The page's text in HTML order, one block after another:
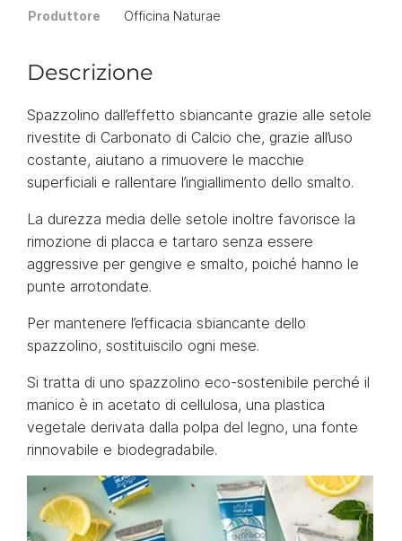
Produttore Officina Naturae
Descrizione
Spazzolino dall’effetto sbiancante grazie alle setole
rivestite di Carbonato di Calcio che, grazie all’uso
costante, aiutano a rimuovere le macchie
superficiali e rallentare l’ingiallimento dello smalto.
La durezza media delle setole inoltre favorisce la
rimozione di placca e tartaro senza essere
aggressive per gengive e smalto, poiché hanno le
punte arrotondate.
Per mantenere l’efficacia sbiancante dello
spazzolino, sostituiscilo ogni mese.
Si tratta di uno spazzolino eco-sostenibile perché il
manico è in acetato di cellulosa, una plastica
vegetale derivata dalla polpa del legno, una fonte
rinnovabile e biodegradabile.